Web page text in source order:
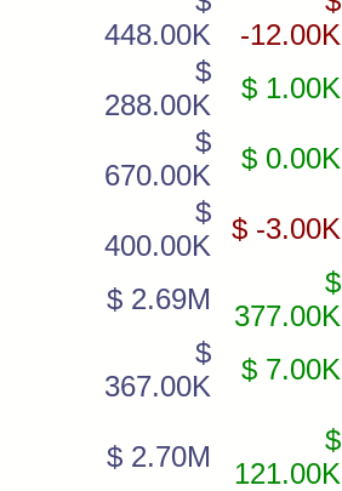
448.00K
-12.00K
$
288.00K
$ 1.00K
$
670.00K
$ 0.00K
$
400.00K
$ -3.00K
$ 2.69M
$
377.00K
$
367.00K
$ 7.00K
$ 2.70M
$
121.00K